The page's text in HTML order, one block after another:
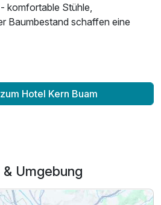
komfortable Stühle,
Baumbestand schaffen eine
Hotel Kern Buam
& Umgebung